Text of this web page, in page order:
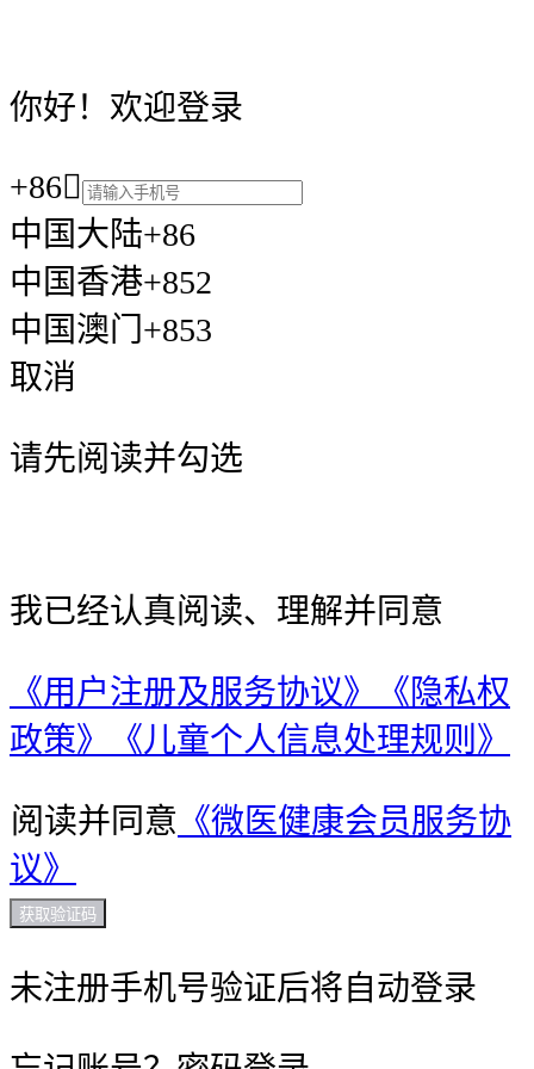
你好！欢迎登录
+86
中国大陆+86
中国香港+852
中国澳门+853
取消
请先阅读并勾选
我已经认真阅读、理解并同意
《用户注册及服务协议》
《隐私权
政策》
《儿童个人信息处理规则》
阅读并同意 《微医健康会员服务协
议》
获取验证码
未注册手机号验证后将自动登录